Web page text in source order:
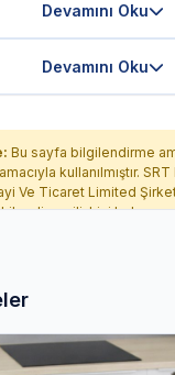
Devamını Oku
Devamını Oku
Bu sayfa bilgilendirme
kullanılmıştır.
Ve Ticaret Limited
ilişkisi